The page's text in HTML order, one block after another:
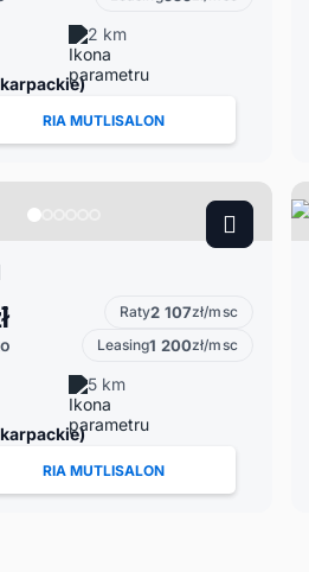
2 km
RIA MUTLISALON
Raty2 107zł/msc
Leasing1 200zł/msc
5 km
RIA MUTLISALON